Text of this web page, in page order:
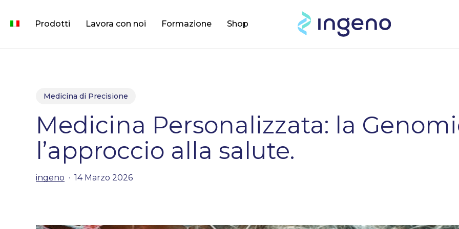
Prodotti Lavora con noi Formazione Shop
Medicina di Precisione
Medicina Personalizzata: la
l’approccio alla salute.
ingeno 14 Marzo 2026